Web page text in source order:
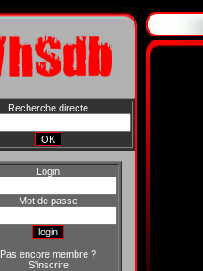
Recherche directe
Login
Mot de passe
Pas encore membre ?
S'inscrire